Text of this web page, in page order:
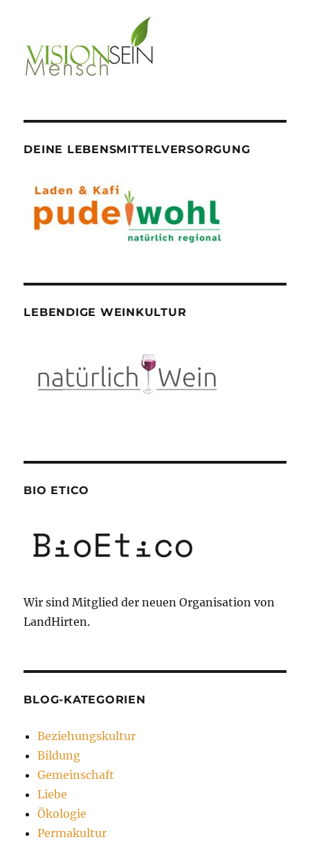
DEINE LEBENSMITTELVERSORGUNG
LEBENDIGE WEINKULTUR
BIO ETICO
Wir sind Mitglied der neuen Organisation von
LandHirten.
BLOG-KATEGORIEN
Beziehungskultur
Bildung
Gemeinschaft
Liebe
Ökologie
Permakultur